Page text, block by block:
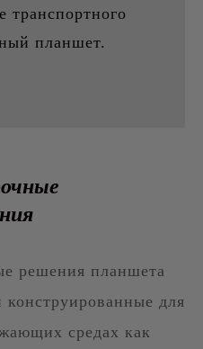
транспортного
планшет.
решения планшета
для
средах как